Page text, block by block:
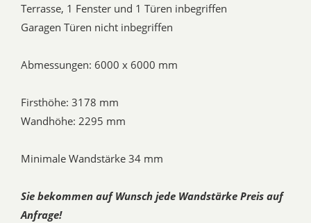
Terrasse, 1 Fenster und 1 Türen inbegriffen
Garagen Türen nicht inbegriffen
Abmessungen: 6000 x 6000 mm
Firsthöhe: 3178 mm
Wandhöhe: 2295 mm
Minimale Wandstärke 34 mm
Sie bekommen auf Wunsch jede Wandstärke Preis auf
Anfrage!